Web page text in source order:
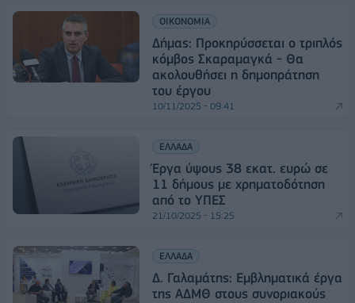
ΟΙΚΟΝΟΜΙΑ
Δήμας: Προκηρύσσεται ο τριπλός
κόμβος Σκαραμαγκά - Θα
ακολουθήσει η δημοπράτηση
του έργου
10/11/2025 - 09:41
ΕΛΛΑΔΑ
Έργα ύψους 38 εκατ. ευρώ σε
11 δήμους με χρηματοδότηση
από το ΥΠΕΣ
21/10/2025 - 15:25
ΕΛΛΑΔΑ
Δ. Γαλαμάτης: Εμβληματικά έργα
της ΑΔΜΘ στους συνοριακούς